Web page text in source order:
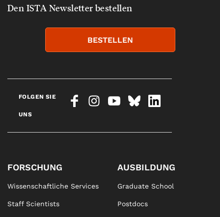
Den ISTA Newsletter bestellen
BESTELLEN
FOLGEN SIE
UNS
FORSCHUNG
Wissenschaftliche Services
Staff Scientists
AUSBILDUNG
Graduate School
Postdocs